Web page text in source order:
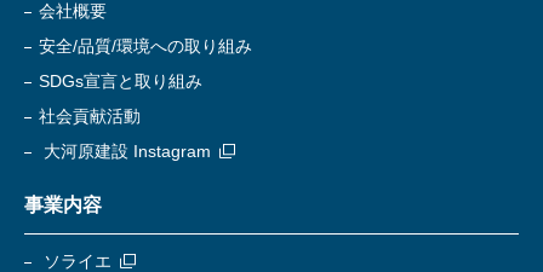
会社概要
安全/品質/環境への取り組み
SDGs宣言と取り組み
社会貢献活動
大河原建設 Instagram
事業内容
ソライエ